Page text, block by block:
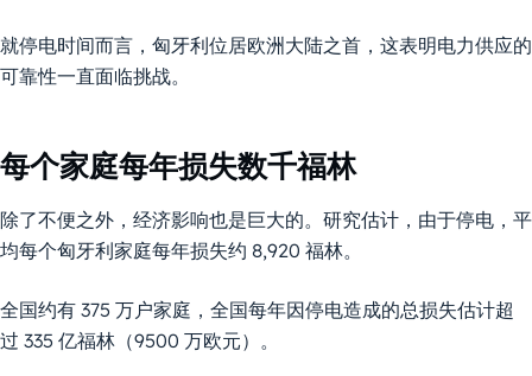
就停电时间而言，匈牙利位居欧洲大陆之首，这表明电力供应的
可靠性一直面临挑战。
每个家庭每年损失数千福林
除了不便之外，经济影响也是巨大的。研究估计，由于停电，平
均每个匈牙利家庭每年损失约 8,920 福林。
全国约有 375 万户家庭，全国每年因停电造成的总损失估计超
过 335 亿福林（9500 万欧元）。